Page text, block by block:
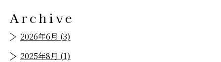
Archive
2026年6月 (3)
2025年8月 (1)